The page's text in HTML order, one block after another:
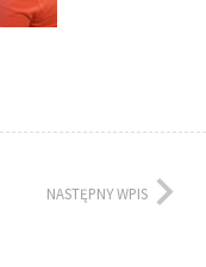
NASTĘPNY WPIS